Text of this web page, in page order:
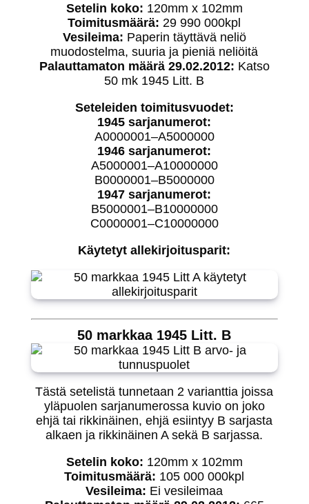
Setelin koko: 120mm x 102mm
Toimitusmäärä: 29 990 000kpl
Vesileima: Paperin täyttävä neliö
muodostelma, suuria ja pieniä neliöitä
Palauttamaton määrä 29.02.2012: Katso
50 mk 1945 Litt. B
Seteleiden toimitusvuodet:
1945 sarjanumerot:
A0000001–A5000000
1946 sarjanumerot:
A5000001–A10000000
B0000001–B5000000
1947 sarjanumerot:
B5000001–B10000000
C0000001–C10000000
Käytetyt allekirjoitusparit:
50 markkaa 1945 Litt. B
Tästä setelistä tunnetaan 2 varianttia joissa
yläpuolen sarjanumerossa kuvio on joko
ehjä tai rikkinäinen, ehjä esiintyy B sarjasta
alkaen ja rikkinäinen A sekä B sarjassa.
Setelin koko: 120mm x 102mm
Toimitusmäärä: 105 000 000kpl
Vesileima: Ei vesileimaa